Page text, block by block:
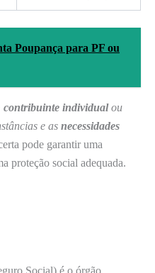
Poupança para PF ou
contribuinte individualou
e as necessidades
pode garantir uma
proteção social adequada.
Social) é o órgão